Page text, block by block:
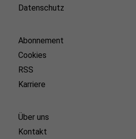
Datenschutz
Abonnement
Cookies
RSS
Karriere
Über uns
Kontakt